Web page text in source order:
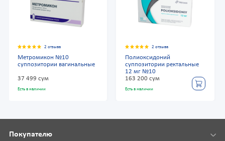
2 отзыва
Метромикон №10
суппозитории вагинальные
37 499 сум
Есть в наличии
2 отзыва
Полиоксидоний
суппозитории ректальные
12 мг №10
163 200 сум
Есть в наличии
Покупателю